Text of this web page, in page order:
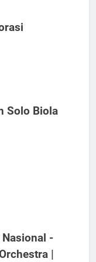
Solo Biola
Nasional -
|